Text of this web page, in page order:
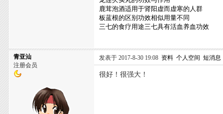
鹿茸泡酒适用于肾阳虚而虚寒的人群
板蓝根的区别功效相似用量不同
三七的食疗用途三七具有活血养血功效
青亚汕
注册会员
发表于 2017-8-30 19:08 资料 个人空间 短消息
很好！很强大！